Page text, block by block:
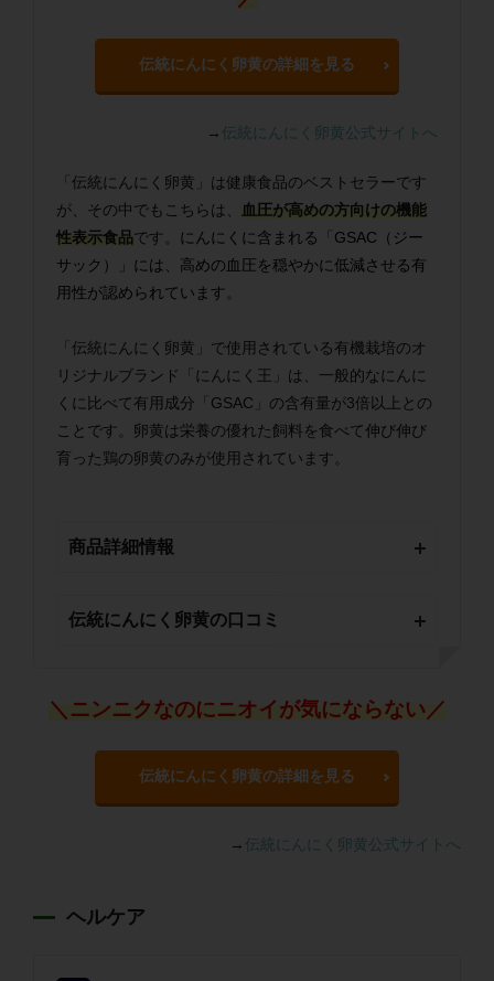
伝統にんにく卵黄の詳細を見る
→ 伝統にんにく卵黄公式サイトへ
「伝統にんにく卵黄」は健康食品のベストセラーです
が、その中でもこちらは、
血圧が高めの方向けの機能
性表示食品です。 にんにくに含まれる「GSAC（ジー
サック）」には、高めの血圧を穏やかに低減させる有
用性が認められています。
「伝統にんにく卵黄」で使用されている有機栽培のオ
リジナルブランド「にんにく王」は、一般的なにんに
くに比べて有用成分「GSAC」の含有量が3倍以上との
ことです。卵黄は栄養の優れた飼料を食べて伸び伸び
育った鶏の卵黄のみが使用されています。
商品詳細情報
伝統にんにく卵黄の口コミ
＼ニンニクなのにニオイが気にならない／
伝統にんにく卵黄の詳細を見る
→ 伝統にんにく卵黄公式サイトへ
ヘルケア